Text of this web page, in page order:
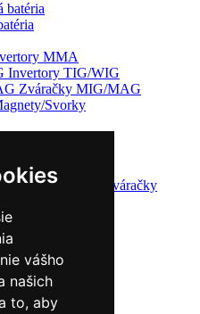
vášho
našich
to, aby
batéria
MMA
Invertory TIG/WIG
Zváračky MIG/MAG
Svorky
AC/DC
Multifunkčné zváračky